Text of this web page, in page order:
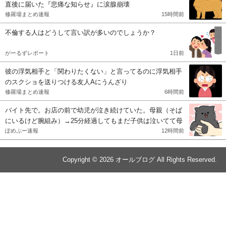
直後に届いた『悲痛な知らせ』に涙腺崩壊
修羅場まとめ速報 15時間前
不倫する人はどうして言い訳が多いのでしょうか？
がーるずレポート 1日前
彼の浮気相手と「関わりたくない」と言ってるのに浮気相手
のスクショを送りつける友人Aにうんざり
修羅場まとめ速報 6時間前
バイト先で。お店の前で幼児が泣き続けていた。母親（そば
にいるけど腕組み）→25分経過してもまだ子供は泣いてて母
は腕組み。私「赤ちゃん、咳してますけど大丈夫です？」→
すると
ぽめぷー速報 12時間前
Copyright © 2026 オールブログ All Rights Reserved.